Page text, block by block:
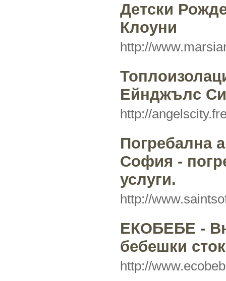
Детски
Клоуни
http://
Ейнджълс
http://
Погребална
София -
услуги.
http://
ЕКОБЕБЕ -
бебешки
http://